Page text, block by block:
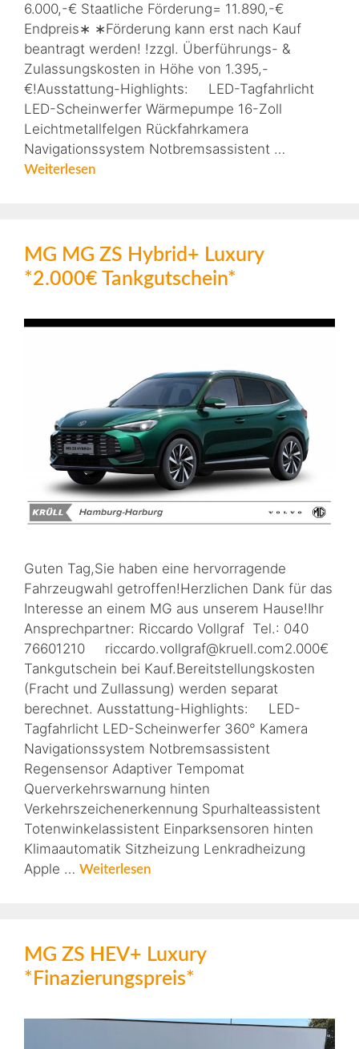
6.000,-€ Staatliche Förderung= 11.890,-€
Endpreis∗ ∗Förderung kann erst nach Kauf
beantragt werden! !zzgl. Überführungs- &
Zulassungskosten in Höhe von 1.395,-
€!Ausstattung-Highlights: LED-Tagfahrlicht
LED-Scheinwerfer Wärmepumpe 16-Zoll
Leichtmetallfelgen Rückfahrkamera
Navigationssystem Notbremsassistent …
Weiterlesen
MG MG ZS Hybrid+ Luxury
*2.000€ Tankgutschein*
Guten Tag,Sie haben eine hervorragende
Fahrzeugwahl getroffen!Herzlichen Dank für das
Interesse an einem MG aus unserem Hause!Ihr
Ansprechpartner: Riccardo Vollgraf Tel.: 040
76601210 riccardo.vollgraf@kruell.com2.000€
Tankgutschein bei Kauf.Bereitstellungskosten
(Fracht und Zullassung) werden separat
berechnet. Ausstattung-Highlights: LED-
Tagfahrlicht LED-Scheinwerfer 360° Kamera
Navigationssystem Notbremsassistent
Regensensor Adaptiver Tempomat
Querverkehrswarnung hinten
Verkehrszeichenerkennung Spurhalteassistent
Totenwinkelassistent Einparksensoren hinten
Klimaautomatik Sitzheizung Lenkradheizung
Apple … Weiterlesen
MG ZS HEV+ Luxury
*Finazierungspreis*